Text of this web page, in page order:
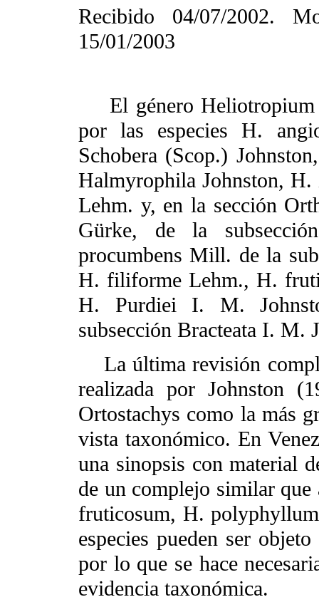
Recibido 04/07/2002.
15/01/2003
El género Heliotropium
por las especies H.
Schobera (Scop.)
Halmyrophila Johnston,
Lehm. y, en la sección
Gürke, de la
procumbens Mill. de la
H. filiforme Lehm., H.
H. Purdiei I. M.
subsección Bracteata I. M.
La última revisión
realizada por Johnston
Ortostachys como la más
vista taxonómico. En
una sinopsis con material
de un complejo similar
fruticosum, H.
especies pueden ser
por lo que se hace
evidencia taxonómica.